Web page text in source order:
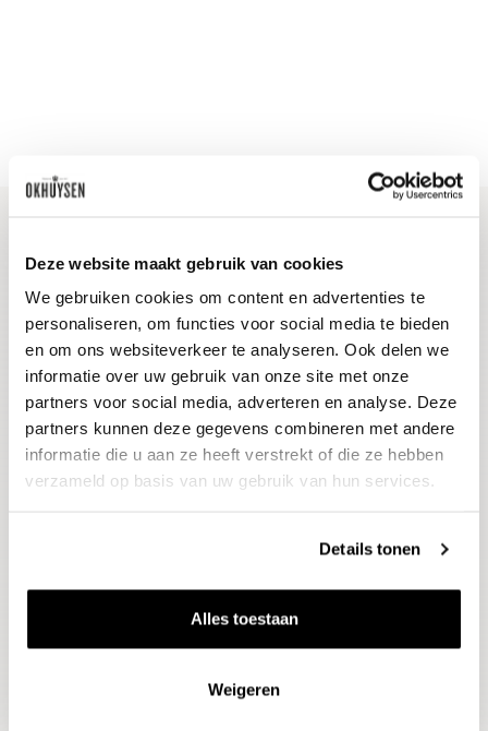
Deze website maakt gebruik van cookies
We gebruiken cookies om content en advertenties te
personaliseren, om functies voor social media te bieden
en om ons websiteverkeer te analyseren. Ook delen we
informatie over uw gebruik van onze site met onze
partners voor social media, adverteren en analyse. Deze
partners kunnen deze gegevens combineren met andere
informatie die u aan ze heeft verstrekt of die ze hebben
verzameld op basis van uw gebruik van hun services.
Details tonen
Alles toestaan
Weigeren
Blijf op de hoogte
Ontvang het laatste wijnnieuws, proeverijen en
evenementen
E-mailadres
Aanmelden
Thema's